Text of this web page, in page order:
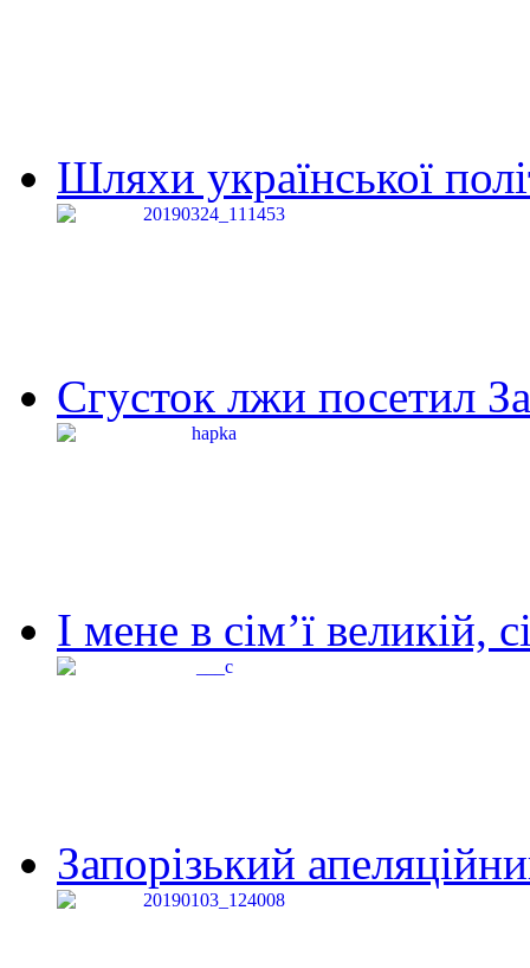
Шляхи української
Сгусток лжи посетил
І мене в сім’ї великій,
Запорізький